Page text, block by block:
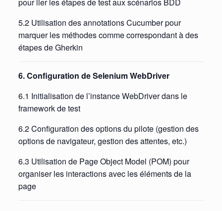
5.2 Utilisation des annotations Cucumber pour
marquer les méthodes comme correspondant à des
étapes de Gherkin
6. Configuration de Selenium WebDriver
6.1 Initialisation de l’instance WebDriver dans le
framework de test
6.2 Configuration des options du pilote (gestion des
options de navigateur, gestion des attentes, etc.)
6.3 Utilisation de Page Object Model (POM) pour
organiser les interactions avec les éléments de la
page